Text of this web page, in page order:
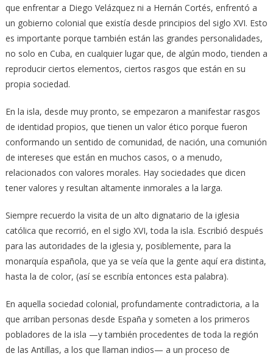
que enfrentar a Diego Velázquez ni a Hernán Cortés, enfrentó a
un gobierno colonial que existía desde principios del siglo XVI. Esto
es importante porque también están las grandes personalidades,
no solo en Cuba, en cualquier lugar que, de algún modo, tienden a
reproducir ciertos elementos, ciertos rasgos que están en su
propia sociedad.
En la isla, desde muy pronto, se empezaron a manifestar rasgos
de identidad propios, que tienen un valor ético porque fueron
conformando un sentido de comunidad, de nación, una comunión
de intereses que están en muchos casos, o a menudo,
relacionados con valores morales. Hay sociedades que dicen
tener valores y resultan altamente inmorales a la larga.
Siempre recuerdo la visita de un alto dignatario de la iglesia
católica que recorrió, en el siglo XVI, toda la isla. Escribió después
para las autoridades de la iglesia y, posiblemente, para la
monarquía española, que ya se veía que la gente aquí era distinta,
hasta la de color, (así se escribía entonces esta palabra).
En aquella sociedad colonial, profundamente contradictoria, a la
que arriban personas desde España y someten a los primeros
pobladores de la isla —y también procedentes de toda la región
de las Antillas, a los que llaman indios— a un proceso de